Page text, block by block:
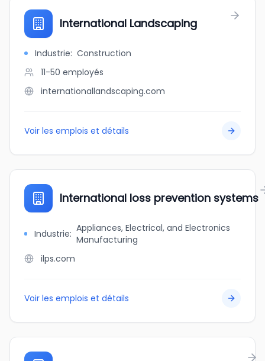
International Landscaping
Industrie: Construction
11-50 employés
internationallandscaping.com
Voir les emplois et détails
International loss prevention systems
Industrie: Appliances, Electrical, and Electronics
Manufacturing
ilps.com
Voir les emplois et détails